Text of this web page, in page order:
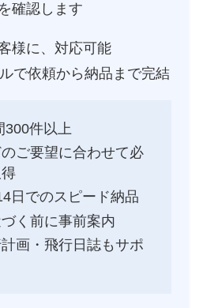
確認します
様に、対応可能
で依頼から納品まで完結
300件以上
ご要望に合わせて必
日でのスピード納品
く前に事前案内
画・飛行日誌もサポ